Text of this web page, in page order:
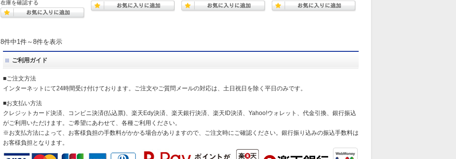
在庫を確認する
8件中1件～8件を表示
ご利用ガイド
■ご注文方法
インターネットにて24時間受け付けております。ご注文やご質問メールの対応は、土日祝日を除く平日のみです。
■お支払い方法
クレジットカード決済、コンビニ決済(払込票)、楽天Edy決済、楽天銀行決済、楽天ID決済、Yahoo!ウォレット、代金引換、銀行振込
がご利用いただけます。ご希望にあわせて、各種ご利用ください。
※お支払方法によって、お客様負担の手数料がかかる場合がありますので、ご注文時にご確認ください。銀行振り込みの振込手数料は
お客様負担となります。